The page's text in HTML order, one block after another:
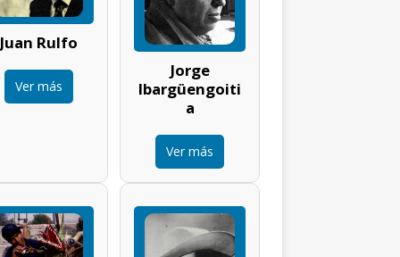
Juan Rulfo
Ver más
Jorge
Ibargüengoiti
a
Ver más